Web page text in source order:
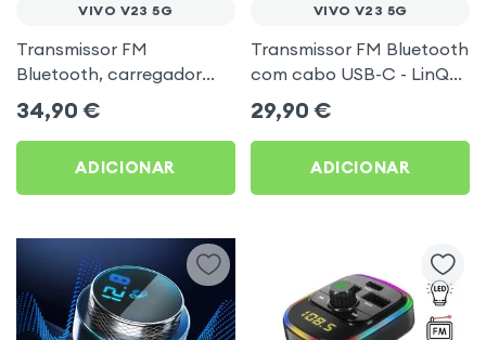
VIVO V23 5G
Transmissor FM
Bluetooth, carregador
isqueiro USB / USB-C, Kit
mãos livres Multifunção -
4smarts
34,90 €
ADICIONAR
VIVO V23 5G
Transmissor FM Bluetooth
com cabo USB-C - LinQ
para Vivo V23 5G
29,90 €
ADICIONAR